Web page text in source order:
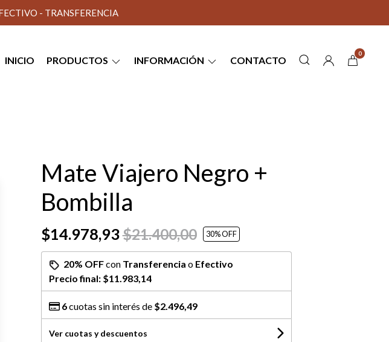
- TRANSFERENCIA
INICIO PRODUCTOS INFORMACIÓN CONTACTO
0
Mate Viajero Negro +
Bombilla
$14.978,93$21.400,00 30% OFF
20% OFFcon Transferencia o Efectivo
Precio final: $11.983,14
6cuotas sin interés de $2.496,49
Ver cuotas y descuentos